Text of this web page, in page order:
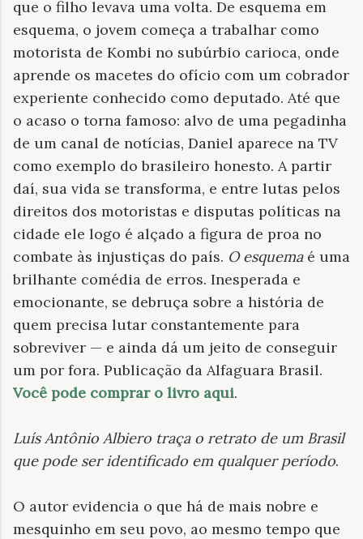
que o filho levava uma volta. De esquema em
esquema, o jovem começa a trabalhar como
motorista de Kombi no subúrbio carioca, onde
aprende os macetes do ofício com um cobrador
experiente conhecido como deputado. Até que
o acaso o torna famoso: alvo de uma pegadinha
de um canal de notícias, Daniel aparece na TV
como exemplo do brasileiro honesto. A partir
daí, sua vida se transforma, e entre lutas pelos
direitos dos motoristas e disputas políticas na
cidade ele logo é alçado a figura de proa no
combate às injustiças do país. O esquemaé uma
brilhante comédia de erros. Inesperada e
emocionante, se debruça sobre a história de
quem precisa lutar constantemente para
sobreviver — e ainda dá um jeito de conseguir
um por fora. Publicação da Alfaguara Brasil.
Você pode comprar o livro aqui.
Luís Antônio Albiero traça o retrato de um Brasil
que pode ser identificado em qualquer período.
O autor evidencia o que há de mais nobre e
mesquinho em seu povo, ao mesmo tempo que